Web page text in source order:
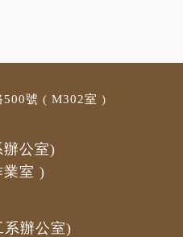
500號 ( M302室 )
公室)
室 )
系辦公室)